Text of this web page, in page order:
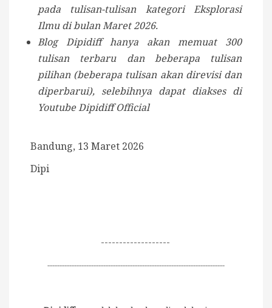
pada tulisan-tulisan kategori Eksplorasi
Ilmu di bulan Maret 2026.
Blog Dipidiff hanya akan memuat 300
tulisan terbaru dan beberapa tulisan
pilihan (beberapa tulisan akan direvisi dan
diperbarui), selebihnya dapat diakses di
Youtube Dipidiff Official
Bandung, 13 Maret 2026
Dipi
-------------------
-------------------------------------------------------------------------